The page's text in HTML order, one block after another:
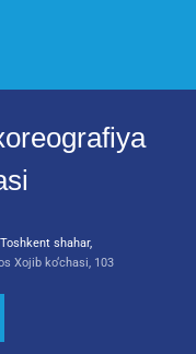
shahar,
Xojib ko‘chasi, 103